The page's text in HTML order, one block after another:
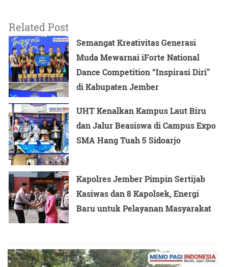
Related Post
Semangat Kreativitas Generasi
Muda Mewarnai iForte National
Dance Competition “Inspirasi Diri”
di Kabupaten Jember
UHT Kenalkan Kampus Laut Biru
dan Jalur Beasiswa di Campus Expo
SMA Hang Tuah 5 Sidoarjo
Kapolres Jember Pimpin Sertijab
Kasiwas dan 8 Kapolsek, Energi
Baru untuk Pelayanan Masyarakat